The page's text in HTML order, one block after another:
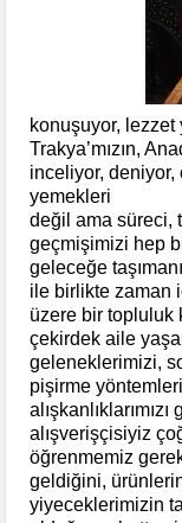
konuşuyor, lezzet
Trakya’mızın,
inceliyor,
yemekleri
değil ama süreci,
geçmişimizi hep
geleceğe
ile birlikte zaman
üzere bir topluluk
çekirdek aile
geleneklerimizi,
pişirme
alışverişçisiyiz
öğrenmemiz
geldiğini,
yiyeceklerimizin